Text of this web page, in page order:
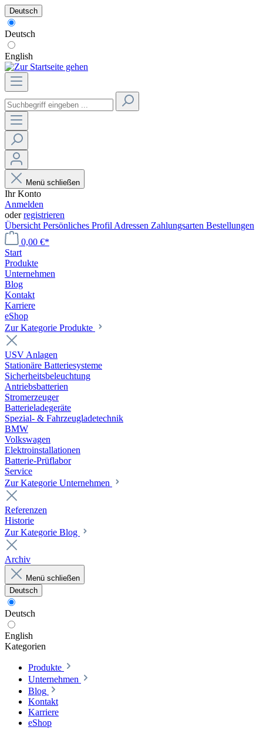
Deutsch
Deutsch
English
Menü schließen
Ihr Konto
Anmelden
oderregistrieren
Übersicht Persönliches Profil Adressen Zahlungsarten Bestellungen
0,00 €*
Start
Produkte
Unternehmen
Blog
Kontakt
Karriere
eShop
Zur Kategorie Produkte
USV Anlagen
Stationäre Batteriesysteme
Sicherheitsbeleuchtung
Antriebsbatterien
Stromerzeuger
Batterieladegeräte
Spezial- & Fahrzeugladetechnik
BMW
Volkswagen
Elektroinstallationen
Batterie-Prüflabor
Service
Zur Kategorie Unternehmen
Referenzen
Historie
Zur Kategorie Blog
Archiv
Menü schließen
Deutsch
Deutsch
English
Kategorien
Produkte
Unternehmen
Blog
Kontakt
Karriere
eShop